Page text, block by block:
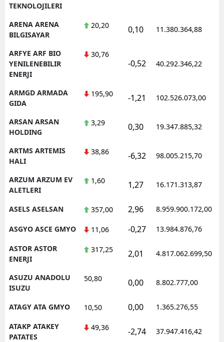
TEKNOLOJILERI
ARENA ARENA
BILGISAYAR
20,20 0,10 11.380.364,88
ARFYE ARF BIO
YENILENEBILIR
ENERJI
30,76
-0,52 40.292.346,22
ARMGD ARMADA
GIDA
195,90 -1,21 102.526.073,00
ARSAN ARSAN
HOLDING
3,29 0,30 19.347.885,32
ARTMS ARTEMIS
HALI
38,86 -6,32 98.005.215,70
ARZUM ARZUM EV
ALETLERI
1,60 1,27 16.171.313,87
ASELS ASELSAN 357,00 2,96 8.959.900.172,00
ASGYO ASCE GMYO 11,06 -0,27 13.984.876,76
ASTOR ASTOR
ENERJI
317,25 2,01 4.817.062.699,50
ASUZU ANADOLU
ISUZU
50,80 0,00 8.802.777,00
ATAGY ATA GMYO 10,50 0,00 1.365.276,55
ATAKP ATAKEY
PATATES
49,36 -2,74 37.947.416,42